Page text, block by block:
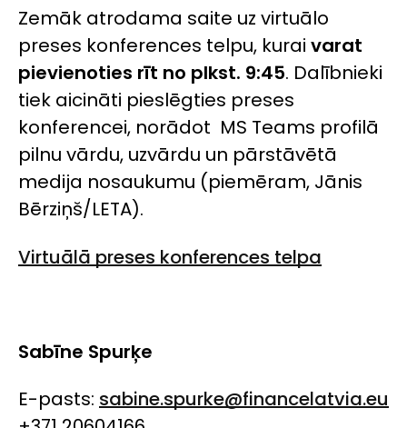
Zemāk atrodama saite uz virtuālo
preses konferences telpu, kurai varat
pievienoties rīt no plkst. 9:45. Dalībnieki
tiek aicināti pieslēgties preses
konferencei, norādot MS Teams profilā
pilnu vārdu, uzvārdu un pārstāvētā
medija nosaukumu (piemēram, Jānis
Bērziņš/LETA).
Virtuālā preses konferences telpa
Sabīne Spurķe
E-pasts: sabine.spurke@financelatvia.eu